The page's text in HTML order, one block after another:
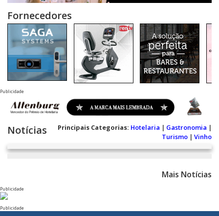
Fornecedores
Publicidade
Notícias Principais Categorias: Hotelaria | Gastronomia |
Turismo | Vinho
Mais Notícias
Publicidade
Publicidade